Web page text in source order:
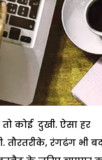
कोई दुखी. ऐसा हर
तौरतरीके, रंगढंग भी